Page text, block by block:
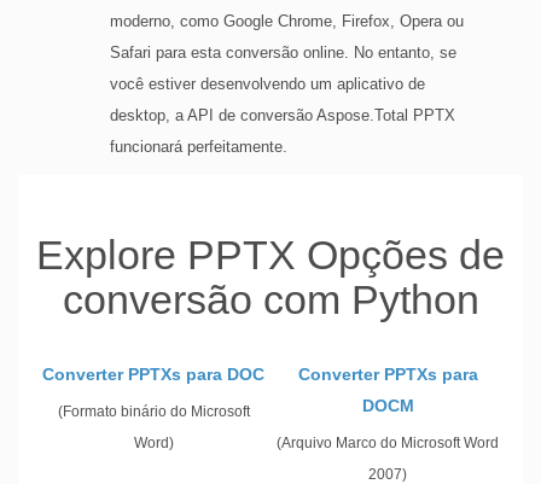
moderno, como Google Chrome, Firefox, Opera ou
Safari para esta conversão online. No entanto, se
você estiver desenvolvendo um aplicativo de
desktop, a API de conversão Aspose.Total PPTX
funcionará perfeitamente.
Explore PPTX Opções de
conversão com Python
Converter PPTXs para DOC
(Formato binário do Microsoft
Word)
Converter PPTXs para
DOCM
(Arquivo Marco do Microsoft Word
2007)